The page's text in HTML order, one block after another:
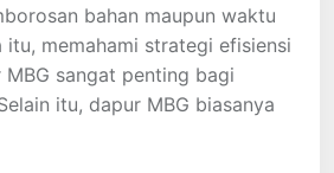
bahan maupun waktu
itu, memahami strategi efisiensi
MBG sangat penting bagi
itu, dapur MBG biasanya